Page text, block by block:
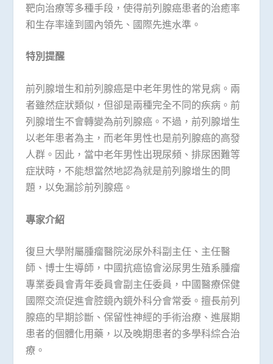
靶向治療等多種手段，使得前列腺癌患者的治癒率
和生存率達到國內領先、國際先進水準。
特別提醒
前列腺增生和前列腺癌是中老年男性的常見病。兩
者雖然症狀類似，但卻是兩種完全不同的疾病。前
列腺增生不會轉變為前列腺癌。不過，前列腺增生
以老年患者為主，而老年男性也是前列腺癌的高發
人群。因此，當中老年男性出現尿頻、排尿困難等
症狀時，不能想當然地認為就是前列腺增生的問
題，以免漏診前列腺癌。
專家介紹
復旦大學附屬腫瘤醫院泌尿外科副主任、主任醫
師、博士生導師，中國抗癌協會泌尿男生殖系腫瘤
專業委員會青年委員會副主任委員，中國醫療保健
國際交流促進會腔鏡內鏡外科分會常委。擅長前列
腺癌的早期診斷、保留性神經的手術治療、進展期
患者的個體化用藥，以及晚期患者的多學科綜合治
療。